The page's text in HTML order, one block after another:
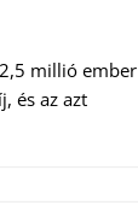
millió ember
és az azt